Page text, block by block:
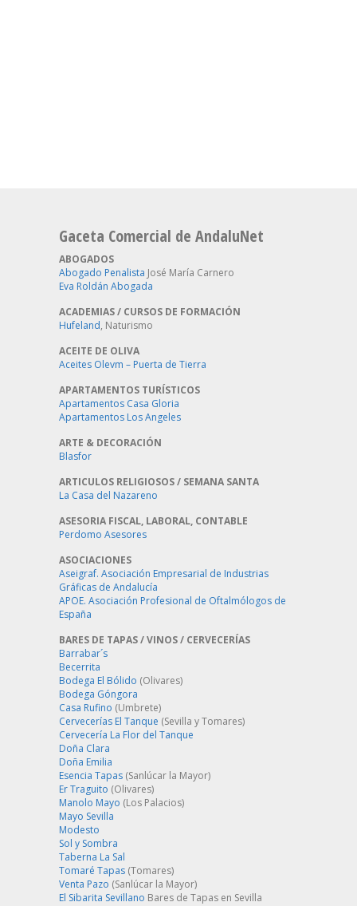
Gaceta Comercial de AndaluNet
ABOGADOS
Abogado Penalista José María Carnero
Eva Roldán Abogada
ACADEMIAS / CURSOS DE FORMACIÓN
Hufeland, Naturismo
ACEITE DE OLIVA
Aceites Olevm – Puerta de Tierra
APARTAMENTOS TURÍSTICOS
Apartamentos Casa Gloria
Apartamentos Los Angeles
ARTE & DECORACIÓN
Blasfor
ARTICULOS RELIGIOSOS / SEMANA SANTA
La Casa del Nazareno
ASESORIA FISCAL, LABORAL, CONTABLE
Perdomo Asesores
ASOCIACIONES
Aseigraf. Asociación Empresarial de Industrias
Gráficas de Andalucía
APOE. Asociación Profesional de Oftalmólogos de
España
BARES DE TAPAS / VINOS / CERVECERÍAS
Barrabar´s
Becerrita
Bodega El Bólido (Olivares)
Bodega Góngora
Casa Rufino (Umbrete)
Cervecerías El Tanque (Sevilla y Tomares)
Cervecería La Flor del Tanque
Doña Clara
Doña Emilia
Esencia Tapas (Sanlúcar la Mayor)
Er Traguito (Olivares)
Manolo Mayo (Los Palacios)
Mayo Sevilla
Modesto
Sol y Sombra
Taberna La Sal
Tomaré Tapas (Tomares)
Venta Pazo (Sanlúcar la Mayor)
El Sibarita Sevillano Bares de Tapas en Sevilla